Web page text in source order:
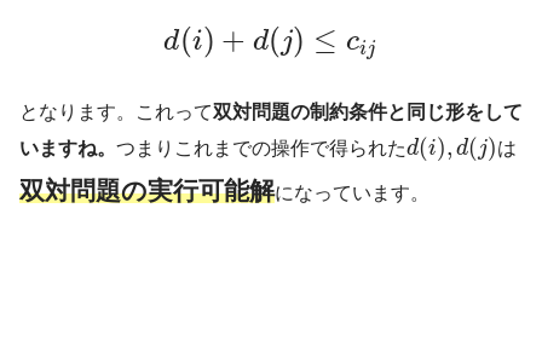
d(i) + d(j) ≤ cij
となります。これって双対問題の制約条件と同じ形をして
いますね。 つまりこれまでの操作で得られたd(i), d(j)は
双対問題の実行可能解になっています。